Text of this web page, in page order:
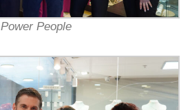
Power People